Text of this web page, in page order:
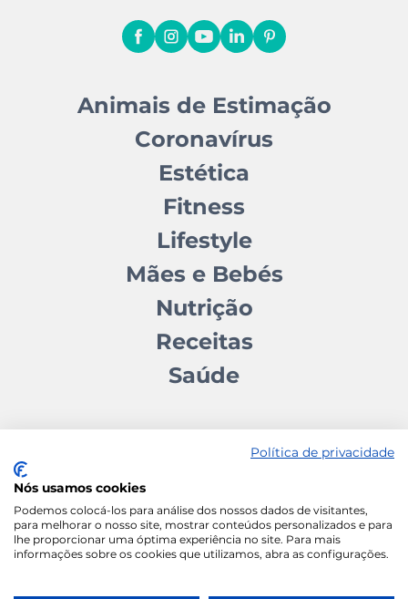
Animais de Estimação
Coronavírus
Estética
Fitness
Lifestyle
Mães e Bebés
Nutrição
Receitas
Saúde
Contactos Quem somos Autores
Estatuto Editorial
Ficha Técnica
Manifesto
Política de Privacidade
Política de privacidade
Nós usamos cookies
Podemos colocá-los para análise dos nossos dados de visitantes,
para melhorar o nosso site, mostrar conteúdos personalizados e para
lhe proporcionar uma óptima experiência no site. Para mais
informações sobre os cookies que utilizamos, abra as configurações.